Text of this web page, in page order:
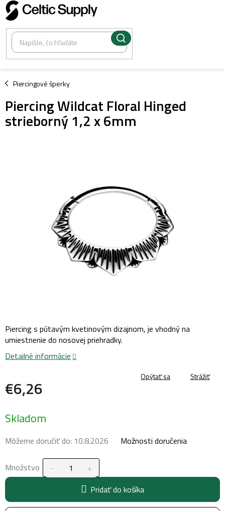
Prejsť
na
obsah
Piercingové šperky
/
Piercing Wildcat Floral Hinged
strieborný 1,2 x 6mm
€6,26
cena:
Skladom
Môžeme doručiť do: 10.8.2026 Možnosti doručenia
Množstvo
Pridať do košíka
Piercing s pútavým kvetinovým dizajnom, je vhodný na
umiestnenie do nosovej priehradky.
Detailné informácie
Opýtať sa Strážiť